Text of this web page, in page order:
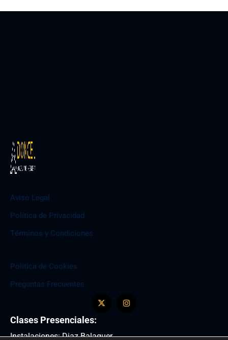
Aviso Legal
Política de Privacidad
Términos y Condiciones
Política de Cookies
Preguntas Frecuentes
Clases Presenciales:
Instalaciones: Diaz Balaguer